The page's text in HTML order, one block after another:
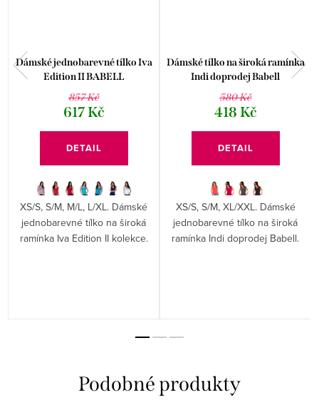
Dámské jednobarevné tílko Iva
Edition II BABELL
857 Kč
617 Kč
DETAIL
XS/S, S/M, M/L, L/XL. Dámské
jednobarevné tílko na široká
ramínka Iva Edition II kolekce.
Dámské tílko na široká ramínka
Indi doprodej Babell
580 Kč
418 Kč
DETAIL
XS/S, S/M, XL/XXL. Dámské
jednobarevné tílko na široká
ramínka Indi doprodej Babell.